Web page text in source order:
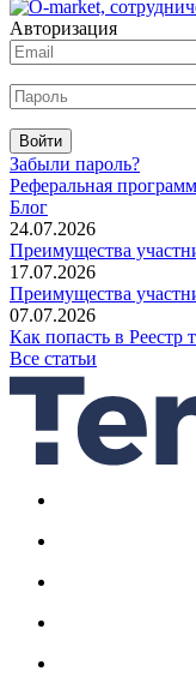
Авторизация
Войти
Забыли пароль?
Реферальная
Блог
24.07.2026
Преимущества
17.07.2026
Преимущества
07.07.2026
Как попасть в Реестр
Все статьи